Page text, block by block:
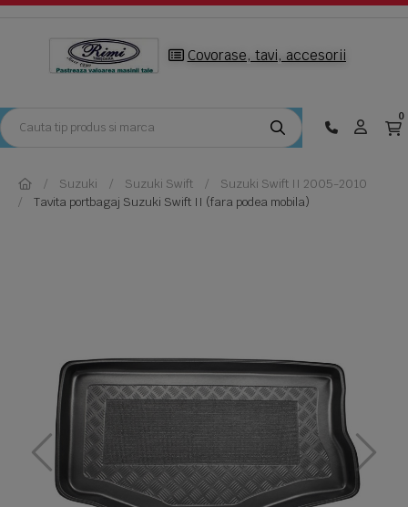
Covorase, tavi, accesorii
0
Suzuki Suzuki Swift
Suzuki Swift II 2005-2010
Tavita portbagaj Suzuki Swift II (fara podea mobila)